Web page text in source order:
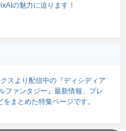
の魅力に迫ります！
スより配信中の『ディシディア
ファンタジー』最新情報、プレ
まとめた特集ページです。